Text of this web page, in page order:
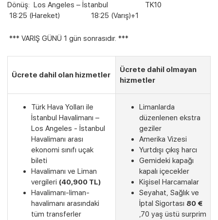
Dönüş: Los Angeles – İstanbul TK10
18:25 (Hareket) 18:25 (Varış)+1
*** VARIŞ GÜNÜ 1 gün sonrasıdır. ***
Ücrete dahil olan hizmetler
Ücrete dahil olmayan
hizmetler
Türk Hava Yolları ile
İstanbul Havalimanı –
Los Angeles - İstanbul
Havalimanı arası
ekonomi sınıfı uçak
bileti
Havalimanı ve Liman
vergileri (40,900 TL)
Havalimanı-liman-
havalimanı arasındaki
tüm transferler
Limanlarda
düzenlenen ekstra
geziler
Amerika Vizesi
Yurtdışı çıkış harcı
Gemideki kapağı
kapalı içecekler
Kişisel Harcamalar
Seyahat, Sağlık ve
İptal Sigortası 80 €
,70 yaş üstü surprim